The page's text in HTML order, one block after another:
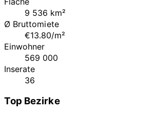
9 536 km²
Ø Bruttomiete
€13.80/m²
Einwohner
569 000
Inserate
36
Top Bezirke